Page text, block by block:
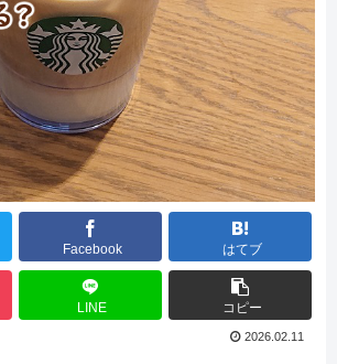
Facebook はてブ
LINE コピー
2026.02.11